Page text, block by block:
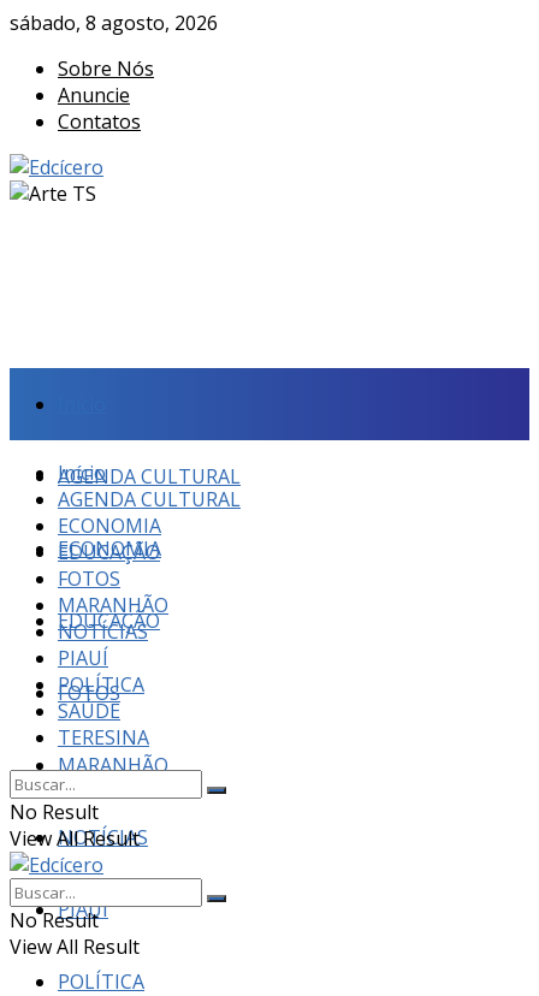
sábado, 8 agosto, 2026
Sobre Nós
Anuncie
Contatos
AGENDA CULTURAL
ECONOMIA
EDUCAÇÃO
FOTOS
MARANHÃO
NOTÍCIAS
PIAUÍ
POLÍTICA
Início
AGENDA CULTURAL
ECONOMIA
EDUCAÇÃO
FOTOS
MARANHÃO
NOTÍCIAS
PIAUÍ
POLÍTICA
SAÚDE
TERESINA
No Result
View All Result
No Result
View All Result